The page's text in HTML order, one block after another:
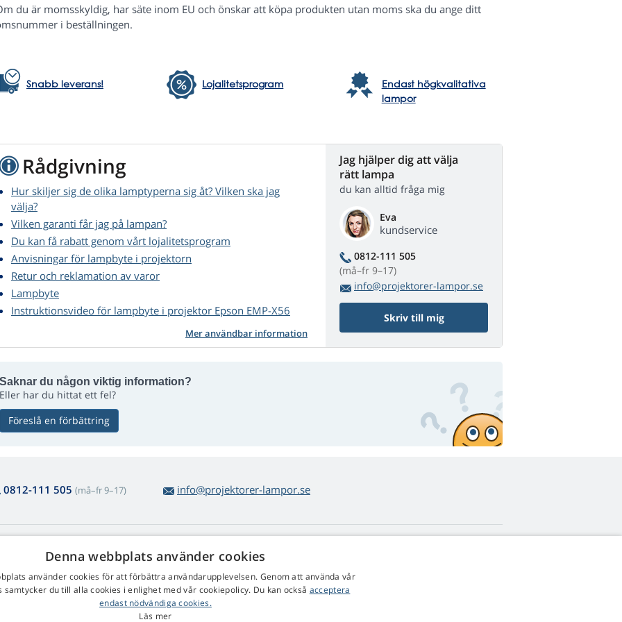
du är momsskyldig, har säte inom EU och önskar att köpa produkten utan moms ska du ange ditt
i beställningen.
Snabb leverans! Lojalitetsprogram
Endast högkvalitativa
lampor
Rådgivning
Hur skiljer sig de olika lamptyperna sig åt? Vilken ska jag
välja?
Vilken garanti får jag på lampan?
Du kan få rabatt genom vårt lojalitetsprogram
Anvisningar för lampbyte i projektorn
Retur och reklamation av varor
Lampbyte
Instruktionsvideo för lampbyte i projektor Epson EMP-X56
Mer användbar information
Jag hjälper dig att välja
rätt lampa
du kan alltid fråga mig
Eva
kundservice
0812-111 505
(må–fr 9–17)
info@projektorer-lampor.se
Skriv till mig
Saknar du någon viktig information?
Eller har du hittat ett fel?
Föreslå en förbättring
0812-111 505 (må–fr 9–17) info@projektorer-lampor.se
och reklamation
varureturnering
Kontakt
Behandling av personuppgifter
Denna webbplats använder cookies
använder cookies för att förbättra användarupplevelsen. Genom att använda vår
samtycker du till alla cookies i enlighet med vår cookiepolicy. Du kan också acceptera
endast nödvändiga cookies.
Läs mer